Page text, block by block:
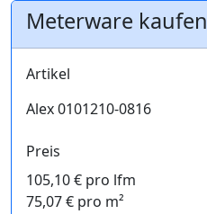
Meterware kaufen
Artikel
Alex 0101210-0816
Preis
105,10 € pro lfm
75,07 € pro m²